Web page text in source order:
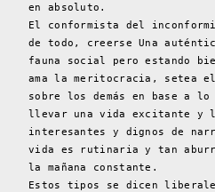
en absoluto.
El conformista del
de todo, creerse Una
fauna social pero estando
ama la meritocracia, setea
sobre los demás en base a
llevar una vida excitante y
interesantes y dignos de
vida es rutinaria y tan
la mañana constante.
Estos tipos se dicen